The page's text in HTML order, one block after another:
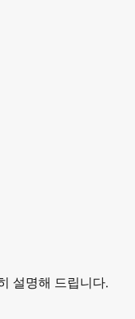
설명해 드립니다.